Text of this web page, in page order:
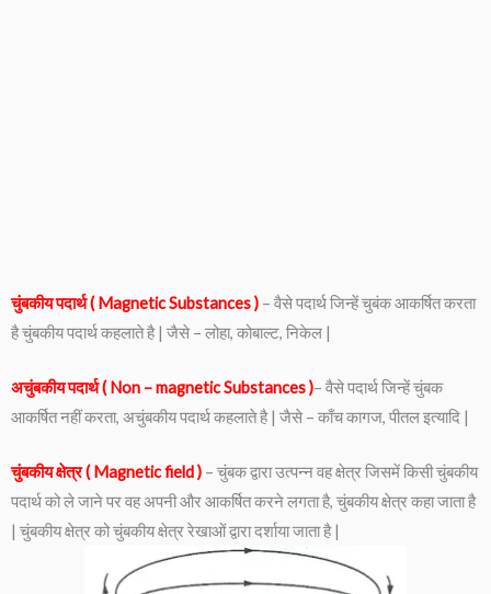
चुंबकीय पदार्थ ( Magnetic Substances ) – वैसे पदार्थ जिन्हें चुबंक आकर्षित करता
है चुंबकीय पदार्थ कहलाते है | जैसे – लोहा, कोबाल्ट, निकेल |
अचुंबकीय पदार्थ ( Non – magnetic Substances )– वैसे पदार्थ जिन्हें चुंबक
आकर्षित नहीं करता, अचुंबकीय पदार्थ कहलाते है | जैसे – काँच कागज, पीतल इत्यादि |
चुंबकीय क्षेत्र ( Magnetic field ) – चुंबक द्वारा उत्पन्न वह क्षेत्र जिसमें किसी चुंबकीय
पदार्थ को ले जाने पर वह अपनी और आकर्षित करने लगता है, चुंबकीय क्षेत्र कहा जाता है
| चुंबकीय क्षेत्र को चुंबकीय क्षेत्र रेखाओं द्वारा दर्शाया जाता है |